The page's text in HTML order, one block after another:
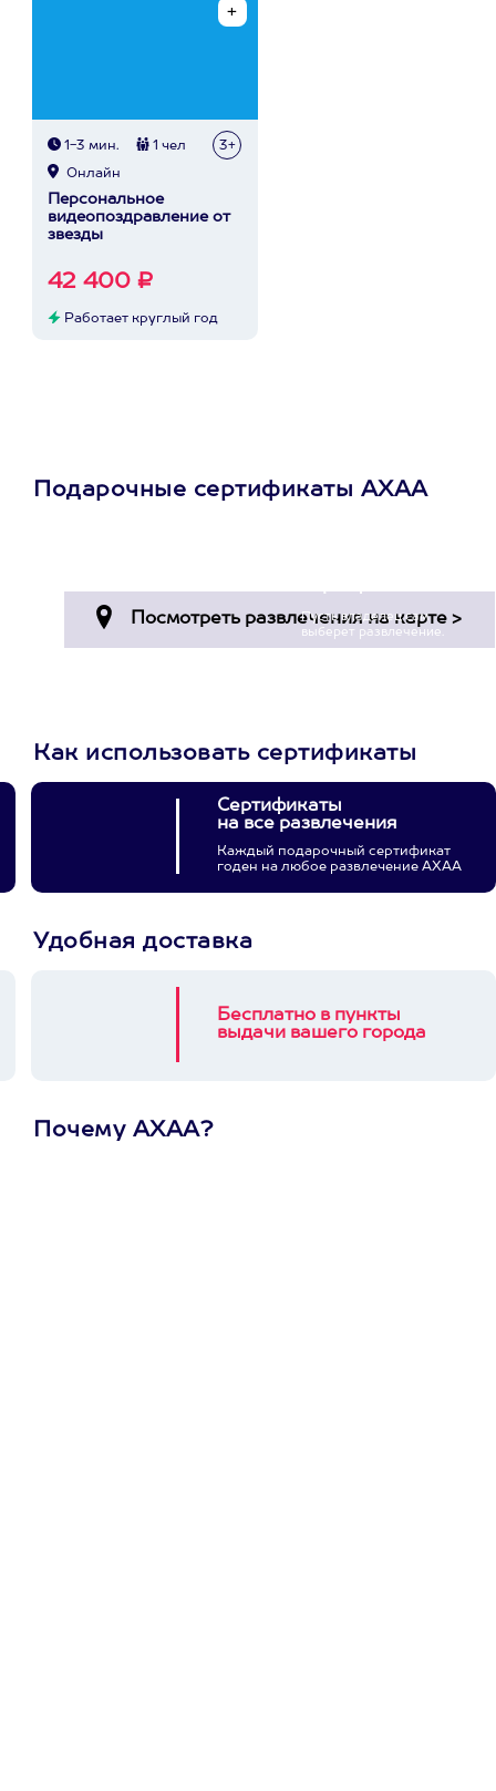
1-3 мин. 1 чел 3+
Онлайн
Персональное
видеопоздравление от
звезды
42 400 ₽
Работает круглый год
Подарочные сертификаты АХАА
Пусть владелец сам
выберет развлечение.
Как использовать сертификаты
Сертификаты
на все развлечения
Каждый подарочный сертификат
годен на любое развлечение АХАА
Удобная доставка
Бесплатно в пункты
выдачи вашего города
Почему АХАА?